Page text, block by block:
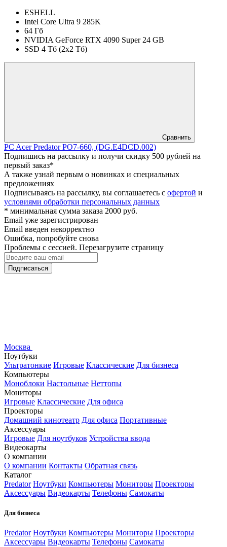
ESHELL
Intel Core Ultra 9 285K
64 Гб
NVIDIA GeForce RTX 4090 Super 24 GB
SSD 4 Тб (2x2 Тб)
Сравнить
PC Acer Predator PO7-660, (DG.E4DCD.002)
Подпишись на рассылку и получи скидку 500 рублей на
первый заказ*
А также узнай первым о новинках и специальных
предложениях
Подписываясь на рассылку, вы соглашаетесь с офертой и
условиями обработки персональных данных
* минимальная сумма заказа 2000 руб.
Email уже зарегистрирован
Email введен некорректно
Ошибка, попробуйте снова
Проблемы с сессией. Перезагрузите страницу
Подписаться
Москва
Ноутбуки
Ультратонкие Игровые Классические Для бизнеса
Компьютеры
Моноблоки Настольные Неттопы
Мониторы
Игровые Классические Для офиса
Проекторы
Домашний кинотеатр Для офиса Портативные
Аксессуары
Игровые Для ноутбуков Устройства ввода
Видеокарты
О компании
О компании Контакты Обратная связь
Каталог
Predator Ноутбуки Компьютеры Мониторы Проекторы
Аксессуары Видеокарты Телефоны Самокаты
Для бизнеса
Predator Ноутбуки Компьютеры Мониторы Проекторы
Аксессуары Видеокарты Телефоны Самокаты